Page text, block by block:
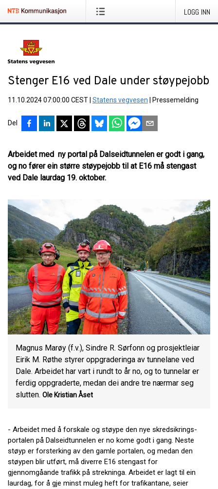
LOGG INN
Stenger E16 ved Dale under støypejobb
11.10.2024 07:00:00 CEST Statens vegvesen Pressemelding
Del
Arbeidet med ny portal på Dalseidtunnelen er godt i gang,
og no fører ein større støypejobb til at E16 må stengast
ved Dale laurdag 19. oktober.
Magnus Marøy (f.v.), Sindre R. Sørfonn og prosjektleiar
Eirik M. Røthe styrer oppgraderinga av tunnelane ved
Dale. Arbeidet har vart i rundt to år no, og to tunnelar er
ferdig oppgraderte, medan dei andre tre nærmar seg
slutten. Ole Kristian Åset
- Arbeidet med å forskale og støype den nye skredsikrings-
portalen på Dalseidtunnelen er no kome godt i gang. Neste
støyp er forsterking av den gamle portalen, og medan den
støypen blir utført, må diverre E16 stengast for
gjennomgåande trafikk på strekninga. Arbeidet er lagt til ein
laurdag, for å gje minst muleg heft for trafikantane, seier